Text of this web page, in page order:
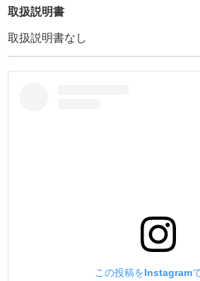
③全体にメッキ加工を施しています。
④持ち手部分にアヤメ加工を施して滑
す。
取扱説明書
取扱説明書なし
この投稿をInstagram